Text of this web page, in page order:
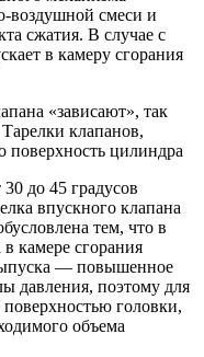
воздушной смеси и
сжатия. В случае с
в камеру сгорания
«зависают», так
Тарелки клапанов,
поверхность цилиндра
до 45 градусов
впускного клапана
тем, что в
камере сгорания
— повышенное
давления, поэтому для
головки,
объема